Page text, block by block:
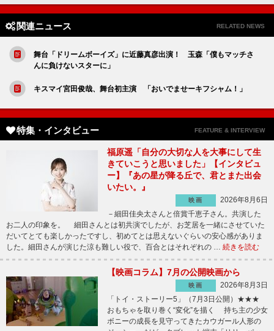
関連ニュース RELATED NEWS
舞台「ドリームボーイズ」に近藤真彦出演！ 玉森「僕もマッチさ
んに負けないスターに」
キスマイ宮田俊哉、舞台初主演 「おいでませーキフシャム！」
特集・インタビュー FEATURE & INTERVIEW
福原遥「自分の大切な人を大事にして生
きていこうと思いました」【インタビュ
ー】『あの星が降る丘で、君とまた出会
いたい。』
映画
2026年8月6日
－細田佳央太さんと倍賞千恵子さん。共演した
お二人の印象を。 細田さんとは初共演でしたが、お芝居を一緒にさせていた
だいてとても楽しかったですし、初めてとは思えないぐらいの安心感がありま
した。細田さんが演じた涼も難しい役で、百合とはそれぞれの … 続きを読む
【映画コラム】7月の公開映画から
映画
2026年8月3日
「トイ・ストーリー5」（7月3日公開）★★★
おもちゃを取り巻く“変化”を描く 持ち主の少女
ボニーの成長を見守ってきたカウガール人形の